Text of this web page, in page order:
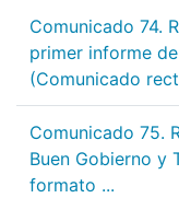
Comunicado 74.
primer informe
(Comunicado
Comunicado 75.
Buen Gobierno y
formato ...